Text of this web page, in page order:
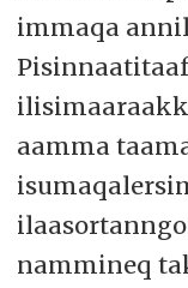
immaqa
aamma
nammineq